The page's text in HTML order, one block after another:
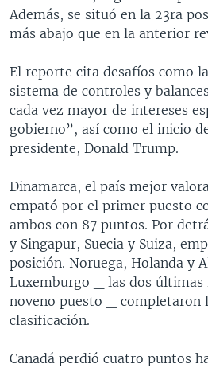
Además, se situó en la 23ra
más abajo que en la anterior
El reporte cita desafíos como
sistema de controles y
cada vez mayor de intereses
gobierno”, así como el inicio
presidente, Donald Trump.
Dinamarca, el país mejor
empató por el primer puesto
ambos con 87 puntos. Por
y Singapur, Suecia y Suiza,
posición. Noruega, Holanda y
Luxemburgo _ las dos últimas
noveno puesto _ completaron
clasificación.
Canadá perdió cuatro puntos